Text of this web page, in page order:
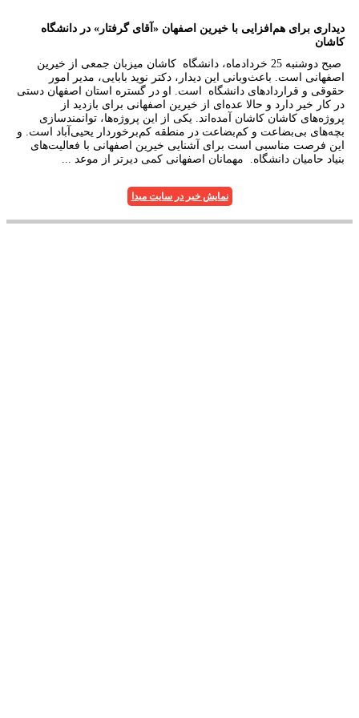
دیداری برای هم‌افزایی با خیرین اصفهان «آقای گرفتار» در دانشگاه
کاشان
صبح دوشنبه 25 خردادماه، دانشگاه کاشان میزبان جمعی از خیرین
اصفهانی است. باعث‌وبانی این دیدار، دکتر نوید بابایی، مدیر امور
حقوقی و قراردادهای دانشگاه است. او در گستره استان اصفهان دستی
در کار خیر دارد و حالا عده‌ای از خیرین اصفهانی برای بازدید از
پروژه‌های کاشان کاشان آمده‌اند. یکی از این پروژه‌ها، توانمند‌سازی
بچه‌های بی‌بضاعت و کم‌بضاعت در منطقه‌ کم‌برخوردار یحیی‌آباد است. و
این فرصت مناسبی است برای آشنایی خیرین اصفهانی با فعالیت‌های
بنیاد حامیان دانشگاه. مهمانان اصفهانی کمی دیرتر از موعد ...
نمایش خبر در سایت مبدا